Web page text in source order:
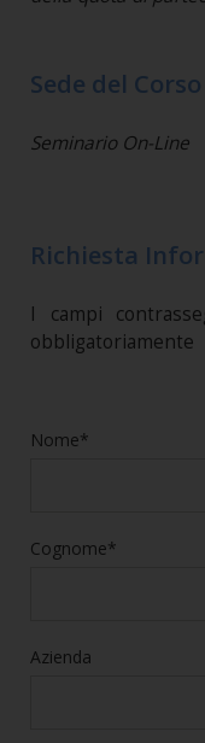
Sede del Corso
Seminario On-Line
Richiesta
I campi
obbligatoriamente
Nome*
Cognome*
Azienda